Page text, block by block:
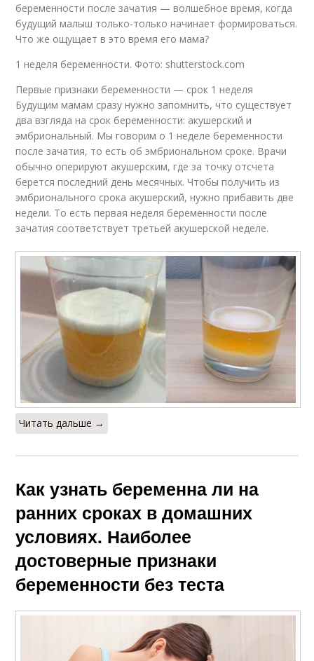
беременности после зачатия — волшебное время, когда
будущий малыш только-только начинает формироваться.
Что же ощущает в это время его мама?
1 неделя беременности. Фото: shutterstock.com
Первые признаки беременности — срок 1 неделя
Будущим мамам сразу нужно запомнить, что существует
два взгляда на срок беременности: акушерский и
эмбриональный. Мы говорим о 1 неделе беременности
после зачатия, то есть об эмбриональном сроке. Врачи
обычно оперируют акушерским, где за точку отсчета
берется последний день месячных. Чтобы получить из
эмбрионального срока акушерский, нужно прибавить две
недели. То есть первая неделя беременности после
зачатия соответствует третьей акушерской неделе.
Читать дальше →
Как узнать беременна ли на
ранних сроках в домашних
условиях. Наиболее
достоверные признаки
беременности без теста